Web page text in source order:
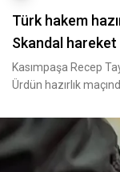
Türk hakem
Skandal hareket
Kasımpaşa Recep
Ürdün hazırlık